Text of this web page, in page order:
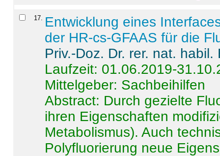
17
Entwicklung eines
der HR-cs-GFAAS für die
Priv.-Doz. Dr. rer. nat.
Laufzeit: 01.06.2019-
Mittelgeber: Sachbeihilfen
Abstract: Durch gezielte
ihren Eigenschaften
Metabolismus). Auch
Polyfluorierung neue